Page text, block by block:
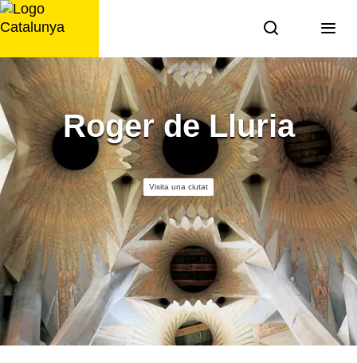
Saltar
al
Roger de Lluria
Visita una ciutat